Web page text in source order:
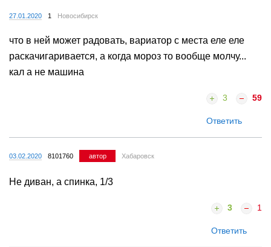
27.01.2020 1 Новосибирск
что в ней может радовать, вариатор с места еле еле
раскачигаривается, а когда мороз то вообще молчу...
кал а не машина
3 59
Ответить
03.02.2020 8101760 автор Хабаровск
Не диван, а спинка, 1/3
3 1
Ответить